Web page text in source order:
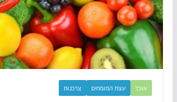
אוכל עצת המומחים צרכנות